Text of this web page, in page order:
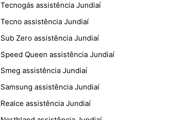
Tecnogás assistência Jundiaí
Tecno assistência Jundiaí
Sub Zero assistência Jundiaí
Speed Queen assistência Jundiaí
Smeg assistência Jundiaí
Samsung assistência Jundiaí
Realce assistência Jundiaí